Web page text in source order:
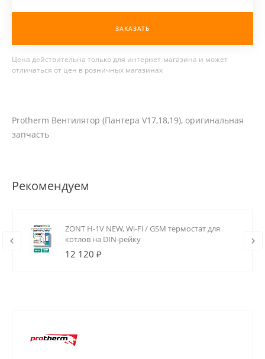
ЗАКАЗАТЬ
Цена действительна только для интернет-магазина и может
отличаться от цен в розничных магазинах
Protherm Вентилятор (Пантера V17,18,19), оригинальная
запчасть
Рекомендуем
ZONT H-1V NEW, Wi-Fi / GSM термостат для
котлов на DIN-рейку
12 120 ₽